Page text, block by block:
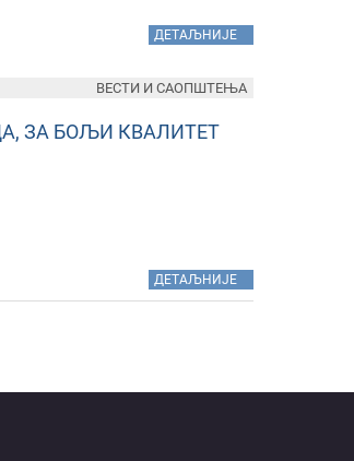
ДЕТАЉНИЈЕ
ЗА БОЉИ КВАЛИТЕТ
ДЕТАЉНИЈЕ
ВЕСТИ И САОПШТЕЊА